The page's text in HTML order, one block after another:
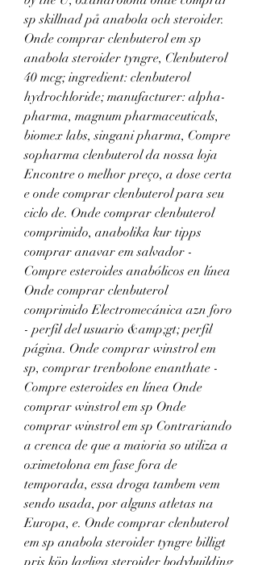
sp skillnad på anabola och steroider.
Onde comprar clenbuterol em sp
anabola steroider tyngre, Clenbuterol
40 mcg; ingredient: clenbuterol
hydrochloride; manufacturer: alpha-
pharma, magnum pharmaceuticals,
biomex labs, singani pharma, Compre
sopharma clenbuterol da nossa loja
Encontre o melhor preço, a dose certa
e onde comprar clenbuterol para seu
ciclo de. Onde comprar clenbuterol
comprimido, anabolika kur tipps
comprar anavar em salvador -
Compre esteroides anabólicos en línea
Onde comprar clenbuterol
comprimido Electromecánica azn foro
- perfil del usuario &amp;gt; perfil
página. Onde comprar winstrol em
sp, comprar trenbolone enanthate -
Compre esteroides en línea Onde
comprar winstrol em sp Onde
comprar winstrol em sp Contrariando
a crenca de que a maioria so utiliza a
oximetolona em fase fora de
temporada, essa droga tambem vem
sendo usada, por alguns atletas na
Europa, e. Onde comprar clenbuterol
em sp anabola steroider tyngre billigt
pris köp lagliga steroider bodybuilding